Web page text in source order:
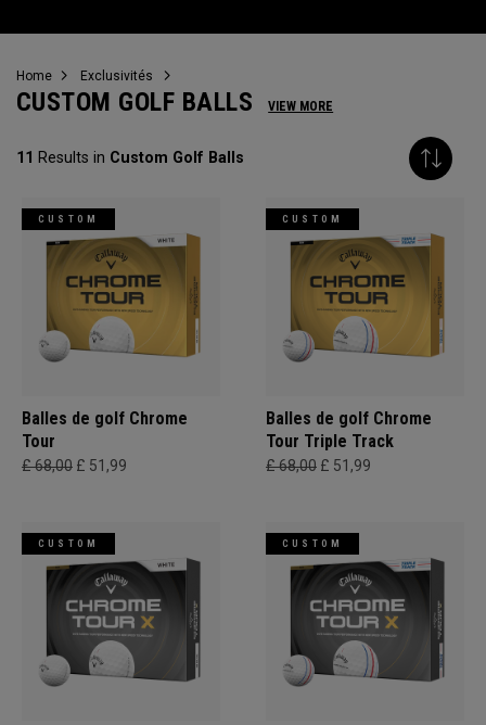
Home Exclusivités
CUSTOM GOLF BALLS VIEW MORE
11 Results in Custom Golf Balls
CUSTOM
Balles de golf Chrome
Tour
£ 68,00 £ 51,99
CUSTOM
Balles de golf Chrome
Tour Triple Track
£ 68,00 £ 51,99
CUSTOM CUSTOM